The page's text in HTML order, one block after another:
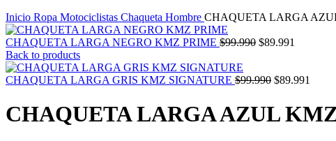
Inicio Ropa Motociclistas Chaqueta Hombre CHAQUETA LARGA
CHAQUETA LARGA NEGRO KMZ PRIME $99.990 $89.991
Back to products
CHAQUETA LARGA GRIS KMZ SIGNATURE $99.990 $89.991
CHAQUETA LARGA AZUL